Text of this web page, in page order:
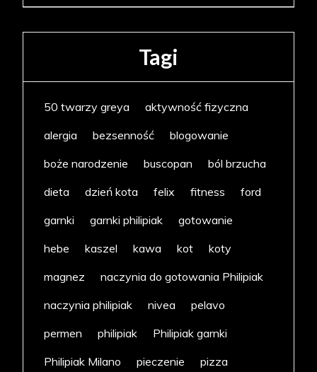
Tagi
50 twarzy greya
aktywność fizyczna
alergia
bezsenność
blogowanie
boże narodzenie
buscopan
ból brzucha
dieta
dzień kota felix fitness
ford
garnki
garnki philipiak
gotowanie
hebe
kaszel kawa kot
koty
magnez
naczynia do gotowania Philipiak
naczynia philipiak
nivea
pelavo
permen
philipiak
Philipiak garnki
Philipiak Milano
pieczenie
pizza